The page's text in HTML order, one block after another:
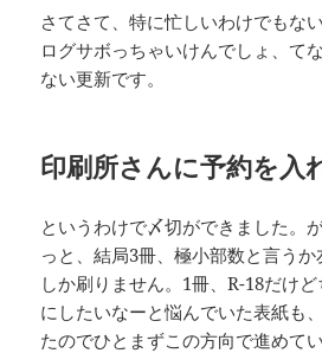
さてさて、特に忙しいわけでもな
ログサボっちゃいけんでしょ、て
ない更新です。
印刷所さんに予約を入
というわけで〆切ができました。
っと、結局3冊、極小部数と言う
しか刷りません。1冊、R-18だけ
にしたいなーと悩んでいた表紙も
たのでひとまずこの方向で進めて